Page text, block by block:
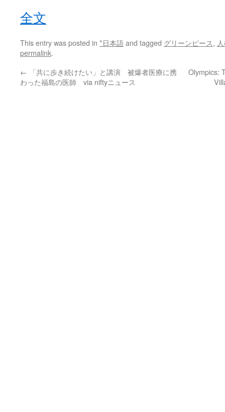
全文
This entry was posted in *日本語and tagged グリーンピース,
permalink.
← 「共に歩き続けたい」と講演 被爆者医療に携
わった福島の医師 via niftyニュース
Olympics: